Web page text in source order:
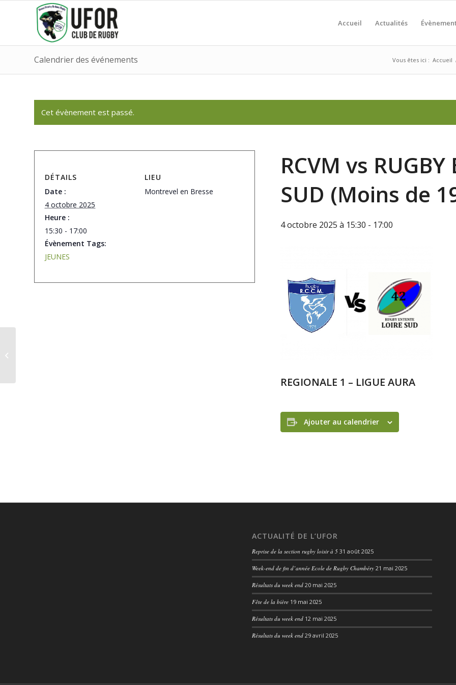
Accueil Actualités
Calendrier des événements Vous êtes ici : Accueil
Cet évènement est passé.
RCVM vs RUGBY
SUD (Moins de
4 octobre 2025 à 15:30 - 17:00
REGIONALE 1 – LIGUE AURA
Ajouter au calendrier
DÉTAILS
Date :
4 octobre 2025
Heure :
15:30 - 17:00
Évènement Tags:
JEUNES
LIEU
Montrevel en Bresse
ACTUALITÉ DE L’UFOR
Reprise de la section rugby loisir à 5 31 août 2025
Week-end de fin d’année Ecole de Rugby Chambéry 21 mai 2025
Résultats du week end 20 mai 2025
Fête de la bière 19 mai 2025
Résultats du week end 12 mai 2025
Résultats du week end 29 avril 2025